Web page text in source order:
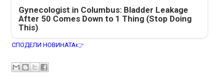
Gynecologist in Columbus: Bladder Leakage
After 50 Comes Down to 1 Thing (Stop Doing
This)
СПОДЕЛИ НОВИНАТА👉